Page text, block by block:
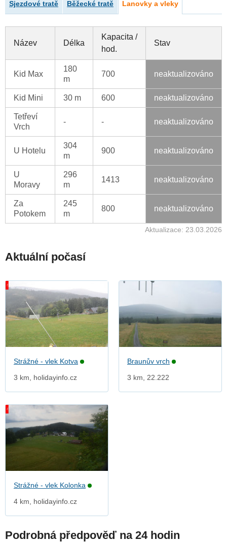
Sjezdové tratě Běžecké tratě Lanovky a vleky
Název Délka
Kapacita /
hod.
Stav
Kid Max
180
m
700 neaktualizováno
Kid Mini 30 m 600 neaktualizováno
Tetřeví
Vrch
- - neaktualizováno
U Hotelu
304
m
900 neaktualizováno
U
Moravy
296
m
1413 neaktualizováno
Za
Potokem
245
m
800 neaktualizováno
Aktualizace: 23.03.2026
Aktuální počasí
Strážné - vlek Kotva
3 km, holidayinfo.cz
Braunův vrch
3 km, 22.222
Strážné - vlek Kolonka
4 km, holidayinfo.cz
Podrobná předpověď na 24 hodin